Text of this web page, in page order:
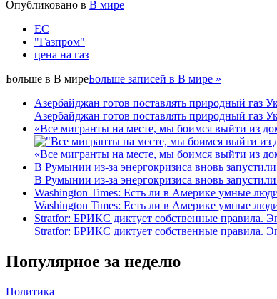
Опубликовано в В мире
ЕС
"Газпром"
цена на газ
Больше в В миреБольше записей в В мире »
Азербайджан готов поставлять природный газ
Азербайджан готов поставлять природный газ
«Все мигранты на месте, мы боимся выйти из
«Все мигранты на месте, мы боимся выйти из
В Румынии из-за энергокризиса вновь
В Румынии из-за энергокризиса вновь
Washington Times: Есть ли в Америке умные
Washington Times: Есть ли в Америке умные
Stratfor: БРИКС диктует собственные правила.
Stratfor: БРИКС диктует собственные правила.
Популярное за неделю
Политика